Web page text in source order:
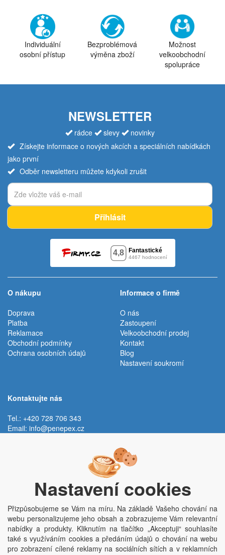
Individuální
osobní přístup
Bezproblémová
výměna zboží
Možnost
velkoobchodní
spolupráce
NEWSLETTER
rádce slevy
novinky
Získejte informace o nových akcích a speciálních nabídkách
jako první
Odběr newsletteru můžete kdykoli zrušit
Přihlásit
O nákupu
Doprava
Platba
Reklamace
Obchodní podmínky
Ochrana osobních údajů
Informace o firmě
O nás
Zastoupení
Velkoobchodní prodej
Kontakt
Blog
Nastavení soukromí
Kontaktujte nás
Tel.: +420 728 706 343
Email: info@penepex.cz
Trávník 2076, 686 03 Staré Město
Copyright © Penepex s.r.o. 2025, powered byABRA E-shop
Nastavení cookies
Přizpůsobujeme se Vám na míru. Na základě Vašeho chování na
webu personalizujeme jeho obsah a zobrazujeme Vám relevantní
nabídky a produkty. Kliknutím na tlačítko „Akceptuji“ souhlasíte
také s využíváním cookies a předáním údajů o chování na webu
pro zobrazení cílené reklamy na sociálních sítích a v reklamních